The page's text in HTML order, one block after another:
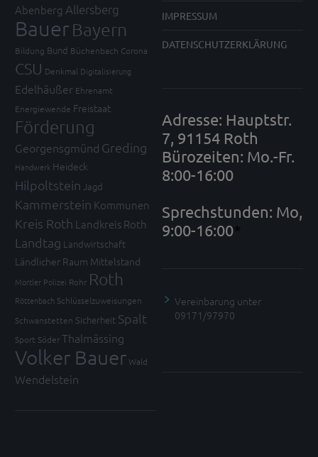
Abenberg Allersberg
Bauer Bayern
Bildung Bund Büchenbach Corona
CSU Denkmal Digitalisierung
Edelhäußer Ehrenamt
Energiewende Freistaat
Förderung
Georgensgmünd Greding
Handwerk Heideck
Hilpoltstein Jagd
Kammerstein Kommunen
Kreis Roth Landkreis Roth
Landtag Landwirtschaft
Ländlicher Raum Mittelstand
Mortler Polizei Rohr Roth
Röttenbach Schlüsselzuweisungen
Schwanstetten Sicherheit Spalt
Sport SöderThalmässing
Volker BauerWald
Wendelstein
IMPRESSUM
DATENSCHUTZERKLÄRUNG
Adresse: Hauptstr.
7, 91154 Roth
Bürozeiten: Mo.-Fr.
8:00-16:00
Sprechstunden: Mo,
9:00-16:00*
Vereinbarung unter
09171/97970